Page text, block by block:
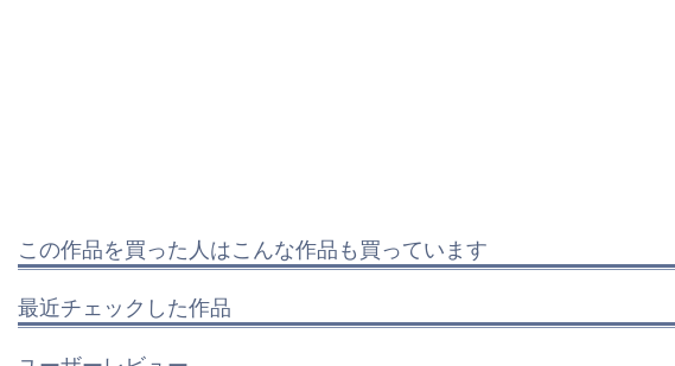
この作品を買った人はこんな作品も買っています
最近チェックした作品